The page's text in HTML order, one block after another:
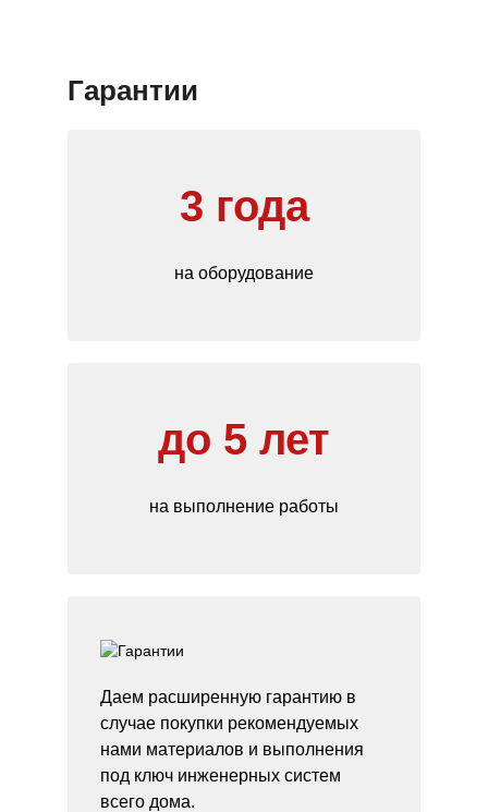
Гарантии
3 года
на оборудование
до 5 лет
на выполнение работы
Даем расширенную гарантию в
случае покупки рекомендуемых
нами материалов и выполнения
под ключ инженерных систем
всего дома.